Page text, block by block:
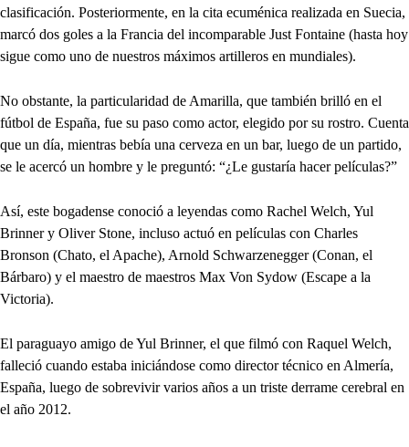
clasificación. Posteriormente, en la cita ecuménica realizada en Suecia,
marcó dos goles a la Francia del incomparable Just Fontaine (hasta hoy
sigue como uno de nuestros máximos artilleros en mundiales).
No obstante, la particularidad de Amarilla, que también brilló en el
fútbol de España, fue su paso como actor, elegido por su rostro. Cuenta
que un día, mientras bebía una cerveza en un bar, luego de un partido,
se le acercó un hombre y le preguntó: “¿Le gustaría hacer películas?”
Así, este bogadense conoció a leyendas como Rachel Welch, Yul
Brinner y Oliver Stone, incluso actuó en películas con Charles
Bronson (Chato, el Apache), Arnold Schwarzenegger (Conan, el
Bárbaro) y el maestro de maestros Max Von Sydow (Escape a la
Victoria).
El paraguayo amigo de Yul Brinner, el que filmó con Raquel Welch,
falleció cuando estaba iniciándose como director técnico en Almería,
España, luego de sobrevivir varios años a un triste derrame cerebral en
el año 2012.